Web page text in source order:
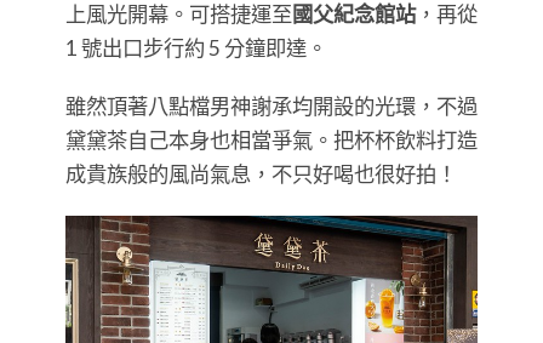
上風光開幕。可搭捷運至國父紀念館站，再從
1 號出口步行約 5 分鐘即達。
雖然頂著八點檔男神謝承均開設的光環，不過
黛黛茶自己本身也相當爭氣。把杯杯飲料打造
成貴族般的風尚氣息，不只好喝也很好拍！